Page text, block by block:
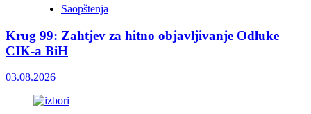
Saopštenja
Krug 99: Zahtjev za hitno objavljivanje Odluke
CIK-a BiH
03.08.2026